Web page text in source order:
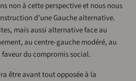
non à cette perspective et nous nous
d’une Gauche alternative.
mais aussi alternative face au
au centre-gauche modéré, au
du compromis social.
être avant tout opposée à la